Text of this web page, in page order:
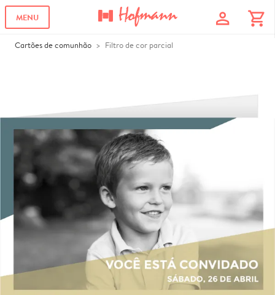
MENU profile shopping_cart
Cartões de comunhão Filtro de cor parcial